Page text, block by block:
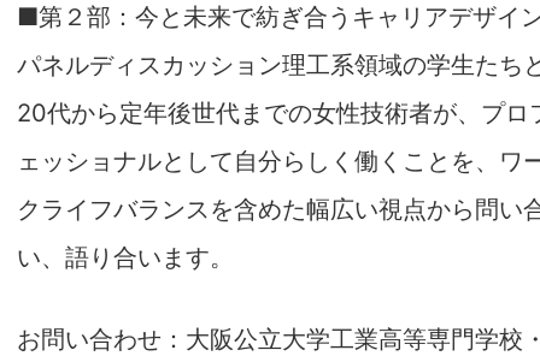
■第２部：今と未来で紡ぎ合うキャリアデザイ
パネルディスカッション理工系領域の学生たち
20代から定年後世代までの女性技術者が、プロ
ェッショナルとして自分らしく働くことを、ワ
クライフバランスを含めた幅広い視点から問い
い、語り合います。
お問い合わせ：大阪公立大学工業高等専門学校